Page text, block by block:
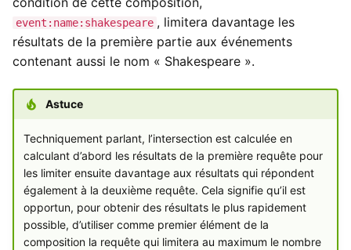
h
r
c
h
Yesplan 1.22, juin 2017
Yesplan 1.21, nov. 2016
Yesplan 1.19, mai 2016
Yesplan 1.18, sept. 2015
Yesplan 1.17, mars 2015
Yesplan 1.16, déc. 2014
event:name:shakespeare , limitera davantage les
résultats de la première partie aux événements
contenant aussi le nom « Shakespeare ».
Astuce
Techniquement parlant, l’intersection est calculée en
calculant d’abord les résultats de la première requête pour
les limiter ensuite davantage aux résultats qui répondent
également à la deuxième requête. Cela signifie qu’il est
opportun, pour obtenir des résultats le plus rapidement
possible, d’utiliser comme premier élément de la
composition la requête qui limitera au maximum le nombre